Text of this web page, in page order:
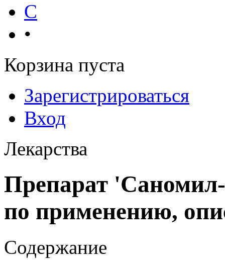
С
•
Корзина пуста
Зарегистрироваться
Вход
Лекарства
Препарат
по применению,
Содержание